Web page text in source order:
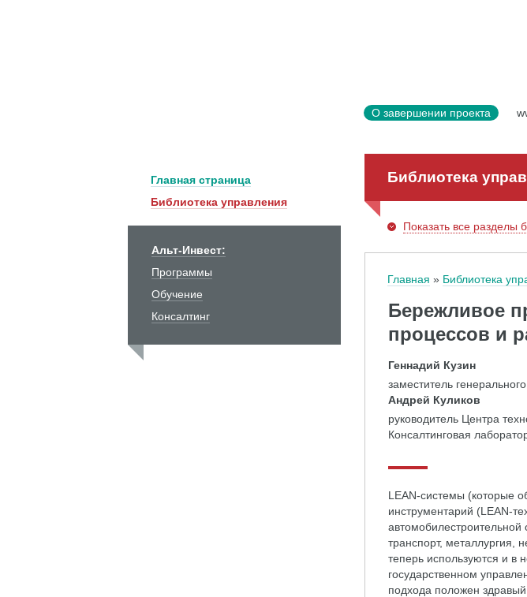
О завершении проекта
Главная страница
Библиотека управления
Альт-Инвест:
Программы
Обучение
Консалтинг
Библиотека
Показать все разделы
Главная Библиотека
Бережливое
процессов и
Геннадий Кузин
заместитель
Андрей Куликов
руководитель Центра
Консалтинговая
LEAN-системы (которые
инструментарий (LEAN-
автомобилестроительной
транспорт, металлургия,
теперь используются и в
государственном
подхода положен